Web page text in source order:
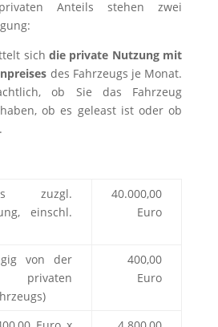
Anteils stehen zwei
sich die private Nutzung mit
des Fahrzeugs je Monat.
ob Sie das Fahrzeug
ob es geleast ist oder ob
zuzgl.
einschl.
40.000,00
Euro
von der
privaten
400,00
Euro